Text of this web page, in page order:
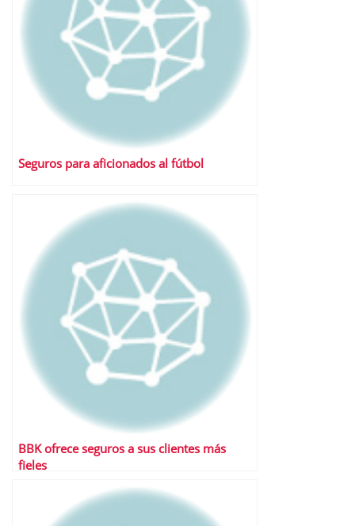
Seguros para aficionados al fútbol
BBK ofrece seguros a sus clientes más
fieles